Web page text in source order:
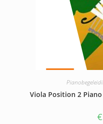
Viola Position 2
€